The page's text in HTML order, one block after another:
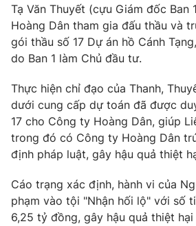
Tạ Văn Thuyết (cựu Giám đốc Ban
Hoàng Dân tham gia đấu thầu và
gói thầu số 17 Dự án hồ Cánh
do Ban 1 làm Chủ đầu tư.
Thực hiện chỉ đạo của Thanh,
dưới cung cấp dự toán đã được
17 cho Công ty Hoàng Dân, giúp
trong đó có Công ty Hoàng Dân
định pháp luật, gây hậu quả thiệt
Cáo trạng xác định, hành vi của
phạm vào tội "Nhận hối lộ" với số
6,25 tỷ đồng, gây hậu quả thiệt